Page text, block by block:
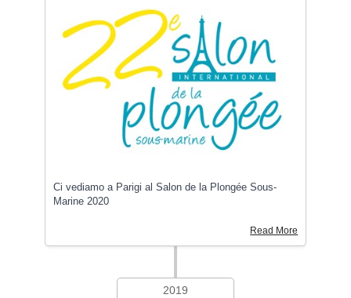
Ci vediamo a Parigi al Salon de la Plongée Sous-
Marine 2020
Read More
2019